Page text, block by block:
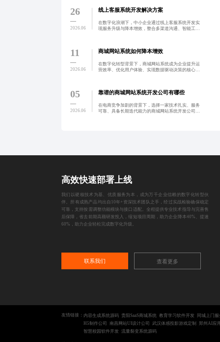
26
2026.06
线上客服系统开发解决方案
在数字化浪潮下，中小企业通过线上客服系统开发实
现服务升级与降本增效，整合多渠道沟通、智能工单
11
2026.06
商城网站系统如何降本增效
在数字化转型背景下，商城网站系统成为企业提升运
营效率、优化用户体验、实现数据驱动决策的核心工
05
2026.06
靠谱的商城网站系统开发公司有哪些
在电商竞争加剧的背景下，选择一家技术扎实、服务
可靠、具备长期迭代能力的商城网站系统开发公司至
高效快速部署上线
我们以硬核技术为基、优质服务为本，成为万千企业信赖的数字化转型伙
伴。所有成熟产品均出自10年+资深技术团队之手，经过实战检验确保稳定
可靠，支持按需调整功能模块与接口适配。全程提供专业技术指导与完善售
后保障，省去前期高额研发投入，缩短项目周期，助力企业降本40%、提速
60%，助力企业轻松完成数字化升级。
联系我们 查看更多
友情链接： 内容生成系统源码 贵阳SaaS商城系统 教育学习软件开发 同城上门
H5制作公司
南昌网站UI设计公司 武汉体感投影游戏定制
郑州AI应
智慧校园软件开发 流量裂变系统源码